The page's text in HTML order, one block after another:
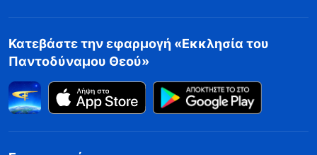
Κατεβάστε την εφαρμογή «Εκκλησία του
Παντοδύναμου Θεού»